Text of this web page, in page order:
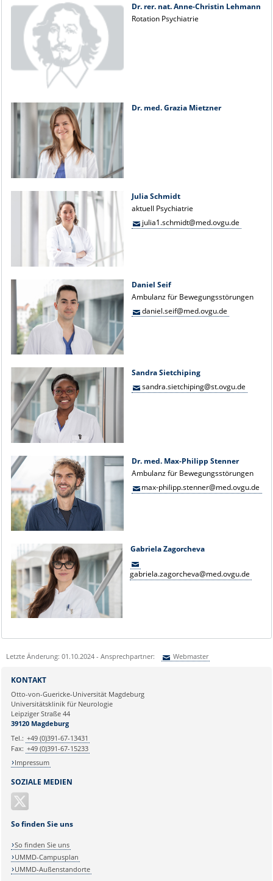
Dr. rer. nat. Anne-Christin Lehmann
Rotation Psychiatrie
Dr. med. Grazia Mietzner
Julia Schmidt
aktuell Psychiatrie
julia1.schmidt@med.ovgu.de
Daniel Seif
Ambulanz für Bewegungsstörungen
daniel.seif@med.ovgu.de
Sandra Sietchiping
sandra.sietchiping@st.ovgu.de
Dr. med. Max-Philipp Stenner
Ambulanz für Bewegungsstörungen
max-philipp.stenner@med.ovgu.de
Gabriela Zagorcheva
gabriela.zagorcheva@med.ovgu.de
Letzte Änderung: 01.10.2024 - Ansprechpartner: Webmaster
Ihre E-Mailadresse:
Ihr Anliegen:
SOZIALE MEDIEN
KONTAKT
Otto-von-Guericke-Universität Magdeburg
Universitätsklinik für Neurologie
Leipziger Straße 44
39120 Magdeburg
Tel.: +49 (0)391-67-13431
Fax: +49 (0)391-67-15233
Impressum
So finden Sie uns
So finden Sie uns
UMMD-Campusplan
UMMD-Außenstandorte